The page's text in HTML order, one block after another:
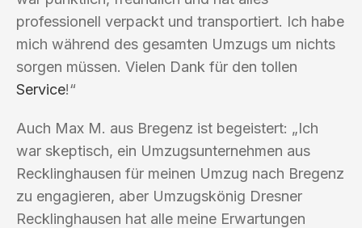
professionell verpackt und transportiert. Ich habe
mich während des gesamten Umzugs um nichts
sorgen müssen. Vielen Dank für den tollen
Service!“
Auch Max M. aus Bregenz ist begeistert: „Ich
war skeptisch, ein Umzugsunternehmen aus
Recklinghausen für meinen Umzug nach Bregenz
zu engagieren, aber Umzugskönig Dresner
Recklinghausen hat alle meine Erwartungen